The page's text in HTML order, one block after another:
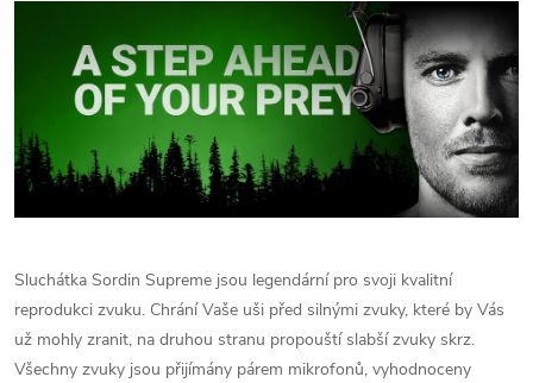
Sluchátka Sordin Supreme jsou legendární pro svoji kvalitní
reprodukci zvuku. Chrání Vaše uši před silnými zvuky, které by Vás
už mohly zranit, na druhou stranu propouští slabší zvuky skrz.
Všechny zvuky jsou přijímány párem mikrofonů, vyhodnoceny